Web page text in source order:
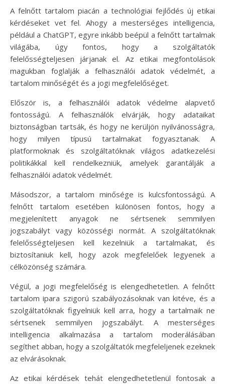
A felnőtt tartalom piacán a technológiai fejlődés új etikai
kérdéseket vet fel. Ahogy a mesterséges intelligencia,
például a ChatGPT, egyre inkább beépül a felnőtt tartalmak
világába, úgy fontos, hogy a szolgáltatók
felelősségteljesen járjanak el. Az etikai megfontolások
magukban foglalják a felhasználói adatok védelmét, a
tartalom minőségét és a jogi megfelelőséget.
Először is, a felhasználói adatok védelme alapvető
fontosságú. A felhasználók elvárják, hogy adataikat
biztonságban tartsák, és hogy ne kerüljön nyilvánosságra,
hogy milyen típusú tartalmakat fogyasztanak. A
platformoknak és szolgáltatóknak világos adatkezelési
politikákkal kell rendelkezniük, amelyek garantálják a
felhasználói adatok védelmét.
Másodszor, a tartalom minősége is kulcsfontosságú. A
felnőtt tartalom esetében különösen fontos, hogy a
megjelenített anyagok ne sértsenek semmilyen
jogszabályt vagy közösségi normát. A szolgáltatóknak
felelősségteljesen kell kezelniük a tartalmakat, és
biztosítaniuk kell, hogy azok megfelelőek legyenek a
célközönség számára.
Végül, a jogi megfelelőség is elengedhetetlen. A felnőtt
tartalom ipara szigorú szabályozásoknak van kitéve, és a
szolgáltatóknak figyelniük kell arra, hogy a tartalmaik ne
sértsenek semmilyen jogszabályt. A mesterséges
intelligencia alkalmazása a tartalom moderálásában
segíthet abban, hogy a szolgáltatók megfeleljenek ezeknek
az elvárásoknak.
Az etikai kérdések tehát elengedhetetlenül fontosak a